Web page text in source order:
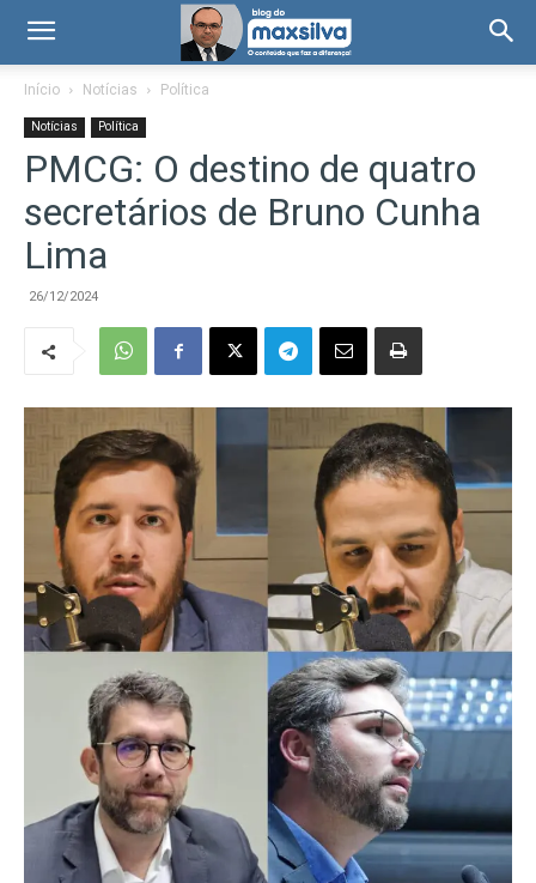
Início Notícias Política
Notícias Política
PMCG: O destino de quatro
secretários de Bruno Cunha
Lima
26/12/2024